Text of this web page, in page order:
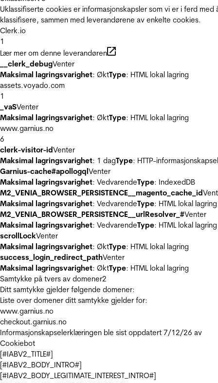
Uklassifiserte cookies er informasjonskapsler som vi er i ferd med
klassifisere, sammen med leverandørene av enkelte cookies.
Clerk.io
1
Lær mer om denne leverandøren
__clerk_debugVenter
Maksimal lagringsvarighet: ØktType: HTML lokal lagring
assets.voyado.com
1
_vaSVenter
Maksimal lagringsvarighet: ØktType: HTML lokal lagring
www.garnius.no
6
clerk-visitor-idVenter
Maksimal lagringsvarighet: 1 dagType: HTTP-informasjonskapsel
Garnius-cache#apollogqlVenter
Maksimal lagringsvarighet: VedvarendeType: IndexedDB
M2_VENIA_BROWSER_PERSISTENCE__magento_cache_id
Maksimal lagringsvarighet: VedvarendeType: HTML lokal lagring
M2_VENIA_BROWSER_PERSISTENCE__urlResolver_#Venter
Maksimal lagringsvarighet: VedvarendeType: HTML lokal lagring
scrollLockVenter
Maksimal lagringsvarighet: ØktType: HTML lokal lagring
success_login_redirect_pathVenter
Maksimal lagringsvarighet: ØktType: HTML lokal lagring
Samtykke på tvers av domener2
Ditt samtykke gjelder følgende domener:
Liste over domener ditt samtykke gjelder for:
www.garnius.no
checkout.garnius.no
Informasjonskapselerklæringen ble sist oppdatert 7/12/26 av
Cookiebot
[#IABV2_TITLE#]
[#IABV2_BODY_INTRO#]
[#IABV2_BODY_LEGITIMATE_INTEREST_INTRO#]